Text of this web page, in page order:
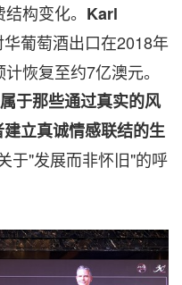
构变化。 Karl
葡萄酒出口在2018年
恢复至约7亿澳元。
于那些通过真实的风
立真诚情感联结的生
"发展而非怀旧"的呼